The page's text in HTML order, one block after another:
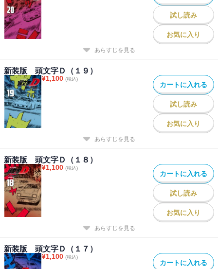
試し読み
お気に入り
あらすじを見る
新装版 頭文字Ｄ（１９）
¥1,100 (税込)
カートに入れる
試し読み
お気に入り
あらすじを見る
新装版 頭文字Ｄ（１８）
¥1,100 (税込)
カートに入れる
試し読み
お気に入り
あらすじを見る
新装版 頭文字Ｄ（１７）
¥1,100 (税込)
カートに入れる